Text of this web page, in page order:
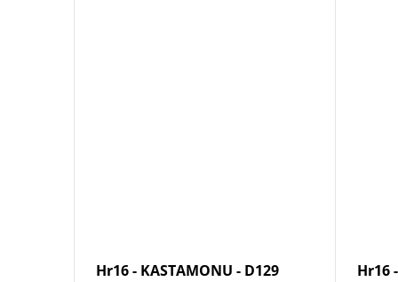
Hr16 - KASTAMONU - D129
Hr16